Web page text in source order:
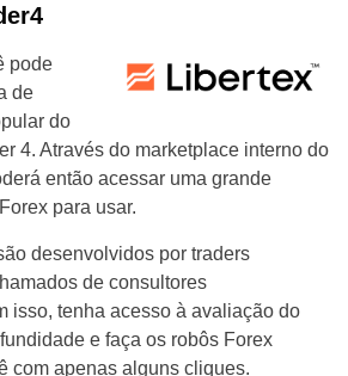
pode
de
do
4. Através do marketplace interno do
então acessar uma grande
para usar.
desenvolvidos por traders
de consultores
isso, tenha acesso à avaliação do
e faça os robôs Forex
com apenas alguns cliques.